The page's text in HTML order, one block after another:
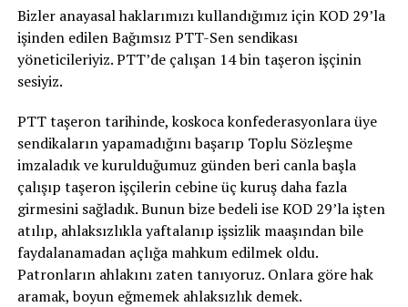
Bizler anayasal haklarımızı kullandığımız için KOD 29’la
işinden edilen Bağımsız PTT-Sen sendikası
yöneticileriyiz. PTT’de çalışan 14 bin taşeron işçinin
sesiyiz.
PTT taşeron tarihinde, koskoca konfederasyonlara üye
sendikaların yapamadığını başarıp Toplu Sözleşme
imzaladık ve kurulduğumuz günden beri canla başla
çalışıp taşeron işçilerin cebine üç kuruş daha fazla
girmesini sağladık. Bunun bize bedeli ise KOD 29’la işten
atılıp, ahlaksızlıkla yaftalanıp işsizlik maaşından bile
faydalanamadan açlığa mahkum edilmek oldu.
Patronların ahlakını zaten tanıyoruz. Onlara göre hak
aramak, boyun eğmemek ahlaksızlık demek.